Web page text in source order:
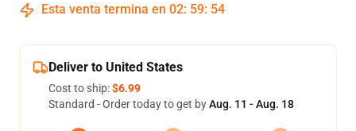
Esta venta termina en 02: 59: 53
Deliver to United States
Cost to ship:$6.99
Standard - Order today to get byAug. 11 - Aug. 18